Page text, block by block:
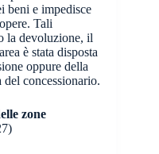
beni e impedisce
Tali
la devoluzione, il
è stata disposta
oppure della
concessionario.
zone